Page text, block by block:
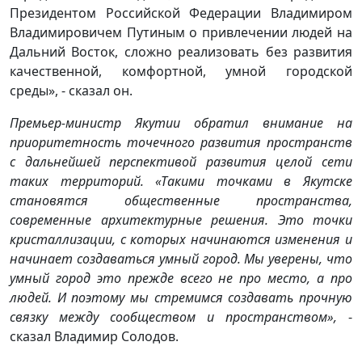
Президентом Российской Федерации Владимиром
Владимировичем Путиным о привлечении людей на
Дальний Восток, сложно реализовать без развития
качественной, комфортной, умной городской
среды», - сказал он.
Премьер-министр Якутии обратил внимание на
приоритетность точечного развития пространств
с дальнейшей перспективой развития целой сети
таких территорий. «Такими точками в Якутске
становятся общественные пространства,
современные архитектурные решения. Это точки
кристаллизации, с которых начинаются изменения и
начинает создаваться умный город. Мы уверены, что
умный город это прежде всего не про место, а про
людей. И поэтому мы стремимся создавать прочную
связку между сообществом и пространством», -
сказал Владимир Солодов.